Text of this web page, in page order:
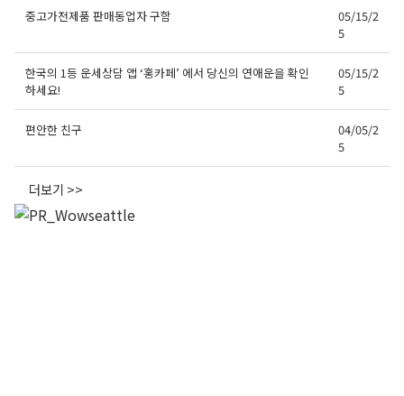
중고가전제품 판매동업자 구함
05/15/2
5
한국의 1등 운세상담 앱 ‘홍카페’ 에서 당신의 연애운을 확인
하세요!
05/15/2
5
편안한 친구
04/05/2
5
더보기 >>